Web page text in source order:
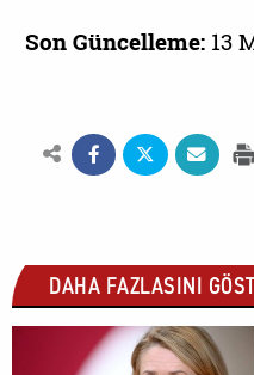
Son Güncelleme: 13
DAHA FAZLASINI
DÜNYA